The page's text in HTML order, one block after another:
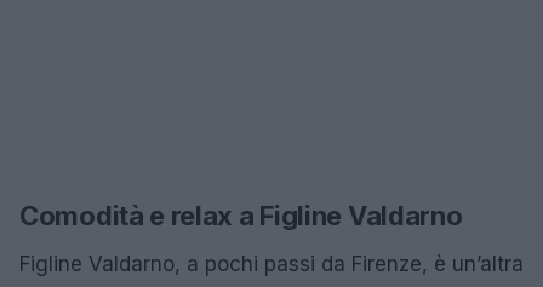
Comodità e relax a Figline Valdarno
Figline Valdarno, a pochi passi da Firenze, è un’altra